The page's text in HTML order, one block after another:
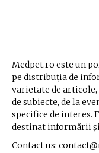
Medpet.ro este un
pe distribuția de
varietate de
de subiecte, de la
specifice de interes.
destinat informării
Contact us: